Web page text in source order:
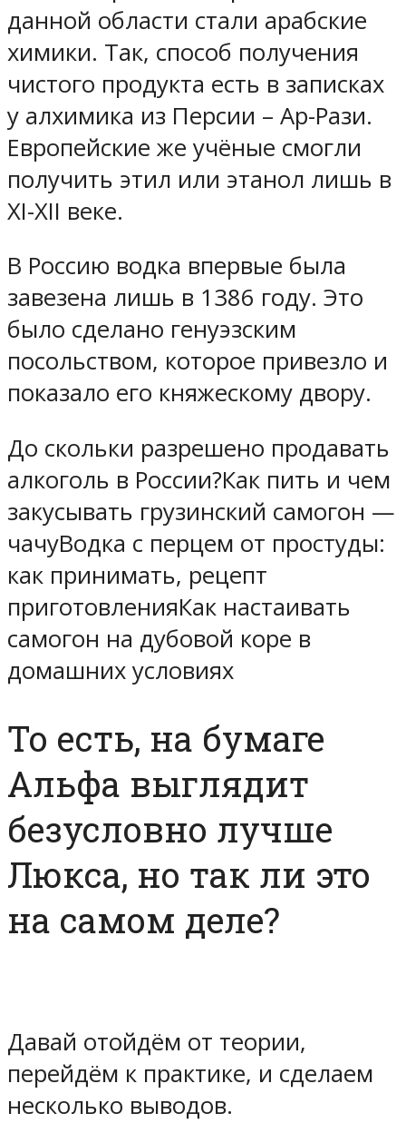
данной области стали арабские
химики. Так, способ получения
чистого продукта есть в записках
у алхимика из Персии – Ар-Рази.
Европейские же учёные смогли
получить этил или этанол лишь в
XI-XII веке.
В Россию водка впервые была
завезена лишь в 1386 году. Это
было сделано генуэзским
посольством, которое привезло и
показало его княжескому двору.
До скольки разрешено продавать
алкоголь в России?Как пить и чем
закусывать грузинский самогон —
чачуВодка с перцем от простуды:
как принимать, рецепт
приготовленияКак настаивать
самогон на дубовой коре в
домашних условиях
То есть, на бумаге
Альфа выглядит
безусловно лучше
Люкса, но так ли это
на самом деле?
Давай отойдём от теории,
перейдём к практике, и сделаем
несколько выводов.